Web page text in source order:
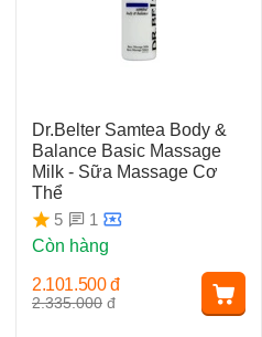
Dr.Belter Samtea Body &
Balance Basic Massage
Milk - Sữa Massage Cơ
Thể
5
1
Còn hàng
2.335.000 đ
2.101.500 đ